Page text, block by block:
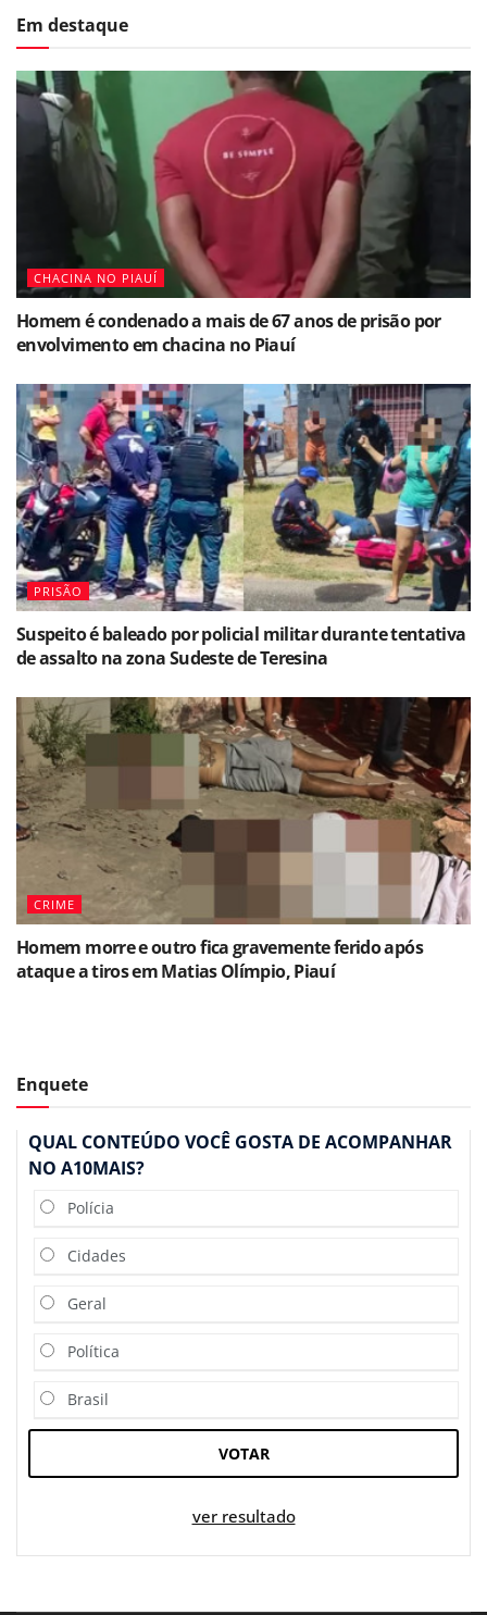
Em destaque
CHACINA NO PIAUÍ
Homem é condenado a mais de 67 anos de prisão por
envolvimento em chacina no Piauí
PRISÃO
Suspeito é baleado por policial militar durante tentativa
de assalto na zona Sudeste de Teresina
CRIME
Homem morre e outro fica gravemente ferido após
ataque a tiros em Matias Olímpio, Piauí
Enquete
QUAL CONTEÚDO VOCÊ GOSTA DE ACOMPANHAR
NO A10MAIS?
Polícia
Cidades
Geral
Política
Brasil
VOTAR
ver resultado